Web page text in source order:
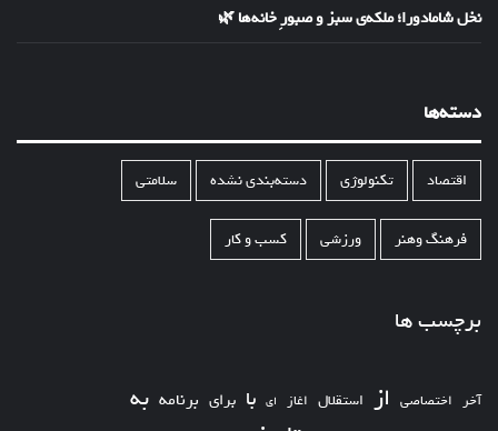
نخل شامادورا؛ ملکه‌ی سبز و صبورِ خانه‌ها 🌿
دسته‌ها
اقتصاد تکنولوژی دسته‌بندی نشده سلامتی
فرهنگ وهنر ورزشی کسب و کار
برچسب ها
آخر اختصاصی از استقلال اغاز ای با برای برنامه به